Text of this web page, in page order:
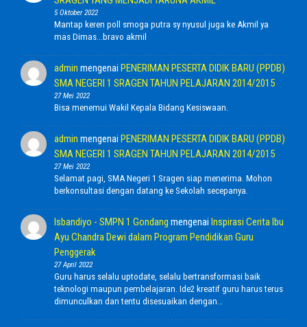
5 Oktober 2022
Mantap keren poll smoga putra sy nyusul juga ke Akmil ya
mas Dimas...bravo akmil
admin mengenai PENERIMAN PESERTA DIDIK BARU (PPDB)
SMA NEGERI 1 SRAGEN TAHUN PELAJARAN 2014/2015
27 Mei 2022
Bisa menemui Wakil Kepala Bidang Kesiswaan.
admin mengenai PENERIMAN PESERTA DIDIK BARU (PPDB)
SMA NEGERI 1 SRAGEN TAHUN PELAJARAN 2014/2015
27 Mei 2022
Selamat pagi, SMA Negeri 1 Sragen siap menerima. Mohon
berkonsultasi dengan datang ke Sekolah secepanya.
Isbandiyo - SMPN 1 Gondang mengenai Inspirasi Cerita Ibu
Ayu Chandra Dewi dalam Program Pendidikan Guru
Penggerak
27 April 2022
Guru harus selalu uptodate, selalu bertransformasi baik
teknologi maupun pembelajaran. Ide2 kreatif guru harus terus
dimunculkan dan tentu disesuaikan dengan…